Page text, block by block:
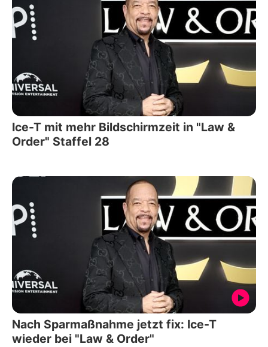
Ice-T mit mehr Bildschirmzeit in "Law &
Order" Staffel 28
Nach Sparmaßnahme jetzt fix: Ice-T
wieder bei "Law & Order"